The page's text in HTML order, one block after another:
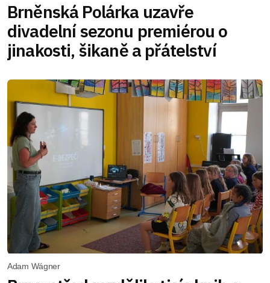
Brněnská Polárka uzavře
divadelní sezonu premiérou o
jinakosti, šikaně a přátelství
Adam Wágner